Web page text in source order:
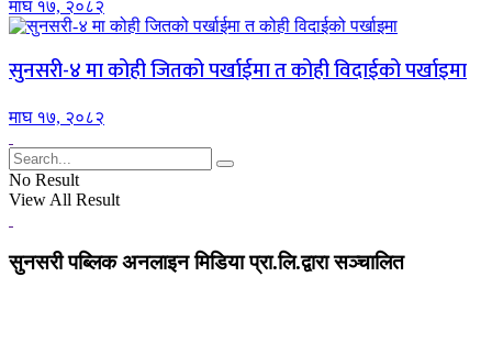
माघ १७, २०८२
सुनसरी-४ मा कोही जितको पर्खाईमा त कोही विदाईको पर्खाइमा
माघ १७, २०८२
No Result
View All Result
सुनसरी पब्लिक अनलाइन मिडिया प्रा.लि.द्वारा सञ्चालित